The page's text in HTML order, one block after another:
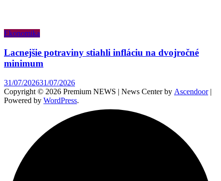
Ekonomika
Lacnejšie potraviny stiahli infláciu na dvojročné
minimum
31/07/202631/07/2026
Copyright © 2026 Premium NEWS | News Center by Ascendoor|
Powered by WordPress.